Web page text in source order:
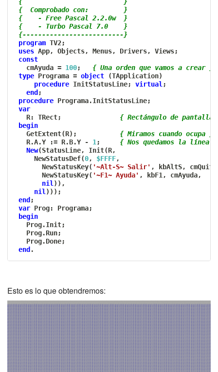
{  Comprobado con:         }
{    - Free Pascal 2.2.0w  }
{    - Turbo Pascal 7.0    }
{--------------------------}
program TV2;
uses App, Objects, Menus, Drivers, Views;
const
   cmAyuda
= 100;
{ Una orden que vamos a crear }
type Programa = object (TApplication)
procedure InitStatusLine; virtual ;
end ;
procedure Programa.InitStatusLine;
var
   R
: TRect;
{ Rectángulo de pantalla
begin
   GetExtent
(R) ;
{ Miramos cuando ocupa }
   R
.A.Y := R.B.Y - 1 ;
{ Nos quedamos la
New(StatusLine, Init(R,
     NewStatusDef
(0, $FFFF,
       NewStatusKey
( '~Alt-S~ Salir' , kbAltS, cmQuit
       NewStatusKey
( '~F1~ Ayuda' , kbF1 , cmAyuda,
nil ) ) ,
nil ) ) ) ;
end ;
var Prog: Programa;
begin
   Prog
.Init;
   Prog
.Run;
   Prog
.Done;
end .
Esto es lo que obtendremos: